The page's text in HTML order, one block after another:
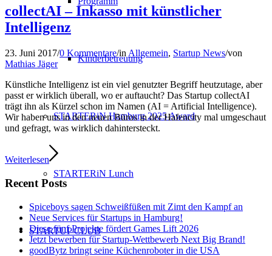
Kinderbetreuung
STARTERiN Hamburg 2025 Award
STARTERiN Lunch
STARTUP CLUB
collectAI – Inkasso mit künstlicher
Intelligenz
23. Juni 2017/0 Kommentare/in Allgemein, Startup News/von
Mathias Jäger
Künstliche Intelligenz ist ein viel genutzter Begriff heutzutage, aber
passt er wirklich überall, wo er auftaucht? Das Startup collectAI
trägt ihn als Kürzel schon im Namen (AI = Artificial Intelligence).
Wir haben uns in den neuen Büros in der Hafencity mal umgeschaut
und gefragt, was wirklich dahintersteckt.
Weiterlesen
Recent Posts
Spiceboys sagen Schweißfüßen mit Zimt den Kampf an
Neue Services für Startups in Hamburg!
Diese fünf Projekte fördert Games Lift 2026
Jetzt bewerben für Startup-Wettbewerb Next Big Brand!
goodBytz bringt seine Küchenroboter in die USA